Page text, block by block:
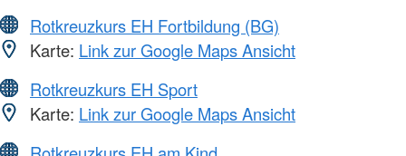
Rotkreuzkurs EH Fortbildung (BG)
Karte: Link zur Google Maps Ansicht
Rotkreuzkurs EH Sport
Karte: Link zur Google Maps Ansicht